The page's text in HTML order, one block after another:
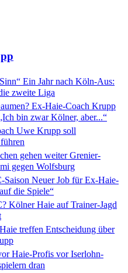
Ein Jahr nach Köln-Aus:
zweite Liga
Ex-Haie-Coach Krupp
bin zwar Kölner, aber...“
Uwe Krupp soll
gehen weiterGrenier-
gegen Wolfsburg
Saison Neuer Job für Ex-Haie-
die Spiele“
Kölner Haie auf Trainer-Jagd
Haie treffen Entscheidung über
Haie-Profis vor Iserlohn-
dran